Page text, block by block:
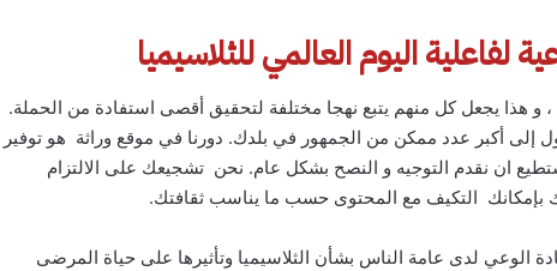
لفاعلية اليوم العالمي للثلاسيميا
و هذا يجعل كل منهم يتبع نهجا مختلفة لتحقيق أقصى استفادة من الحملة.
أكبر عدد ممكن من الجمهور في بلدك. دورنا في موقع وراثة هو توفير
ان نقدم التوجيه و النصح بشكل عام. نحن تشجيعك على الالتزام
بإمكانك التكيف مع المحتوى حسب ما يناسب ثقافتك.
الوعي لدى عامة الناس بشأن الثلاسيميا وتأثيرها على حياة المرضى